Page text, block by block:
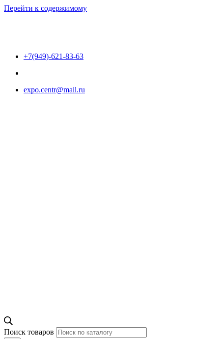
Перейти к содержимому
+7(949)-621-83-63
expo.centr@mail.ru
Поиск товаров